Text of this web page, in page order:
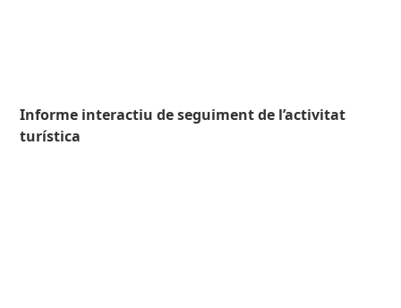
Informe interactiu de seguiment de l’activitat
turística